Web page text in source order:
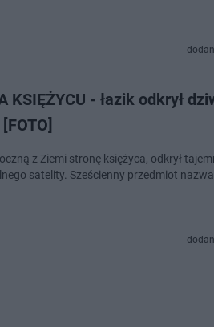
KSIĘŻYCU - łazik odkrył
z Ziemi stronę księżyca, odkrył
satelity. Sześcienny przedmiot